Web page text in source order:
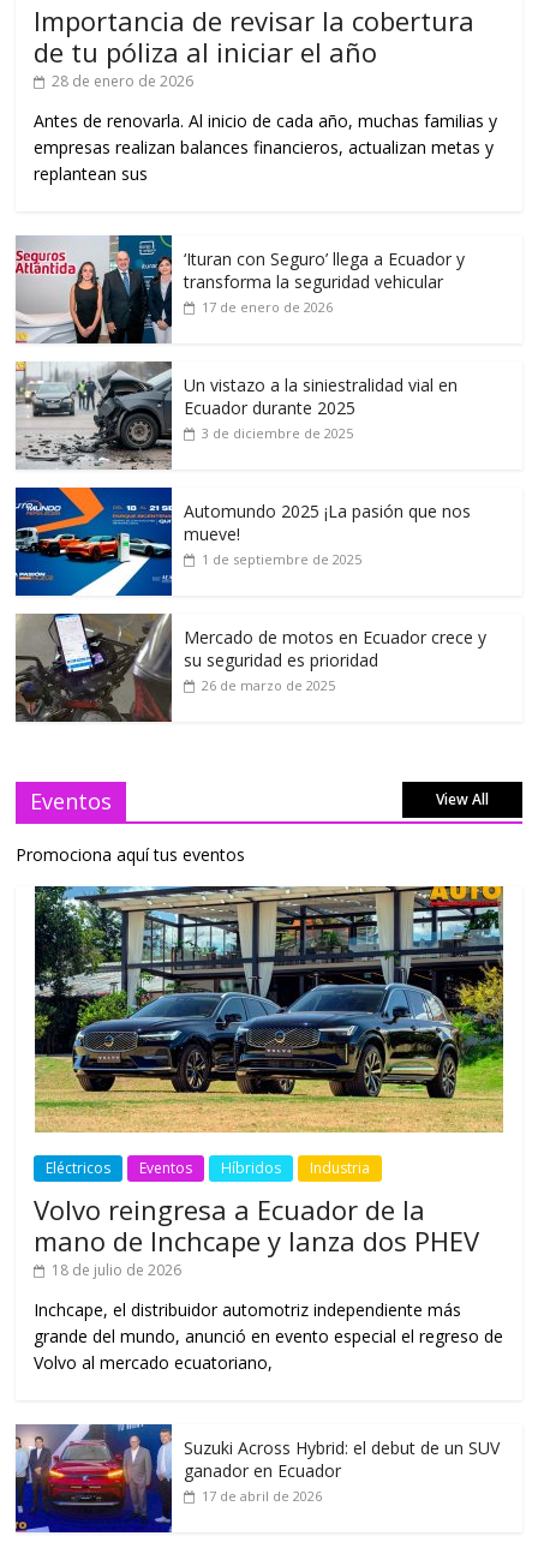
Importancia de revisar la cobertura
de tu póliza al iniciar el año
28 de enero de 2026
Antes de renovarla. Al inicio de cada año, muchas familias y
empresas realizan balances financieros, actualizan metas y
replantean sus
‘Ituran con Seguro’ llega a Ecuador y
transforma la seguridad vehicular
17 de enero de 2026
Un vistazo a la siniestralidad vial en
Ecuador durante 2025
3 de diciembre de 2025
Automundo 2025 ¡La pasión que nos
mueve!
1 de septiembre de 2025
Mercado de motos en Ecuador crece y
su seguridad es prioridad
26 de marzo de 2025
Eventos View All
Promociona aquí tus eventos
Eléctricos Eventos Híbridos Industria
Volvo reingresa a Ecuador de la
mano de Inchcape y lanza dos PHEV
18 de julio de 2026
Inchcape, el distribuidor automotriz independiente más
grande del mundo, anunció en evento especial el regreso de
Volvo al mercado ecuatoriano,
Suzuki Across Hybrid: el debut de un SUV
ganador en Ecuador
17 de abril de 2026